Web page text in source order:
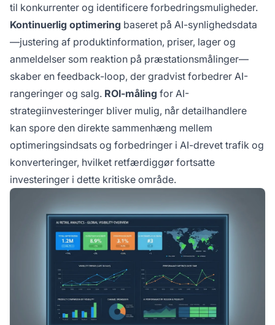
til konkurrenter og identificere forbedringsmuligheder.
Kontinuerlig optimering baseret på AI-synlighedsdata
—justering af produktinformation, priser, lager og
anmeldelser som reaktion på præstationsmålinger—
skaber en feedback-loop, der gradvist forbedrer AI-
rangeringer og salg. ROI-måling for AI-
strategiinvesteringer bliver mulig, når detailhandlere
kan spore den direkte sammenhæng mellem
optimeringsindsats og forbedringer i AI-drevet trafik og
konverteringer, hvilket retfærdiggør fortsatte
investeringer i dette kritiske område.